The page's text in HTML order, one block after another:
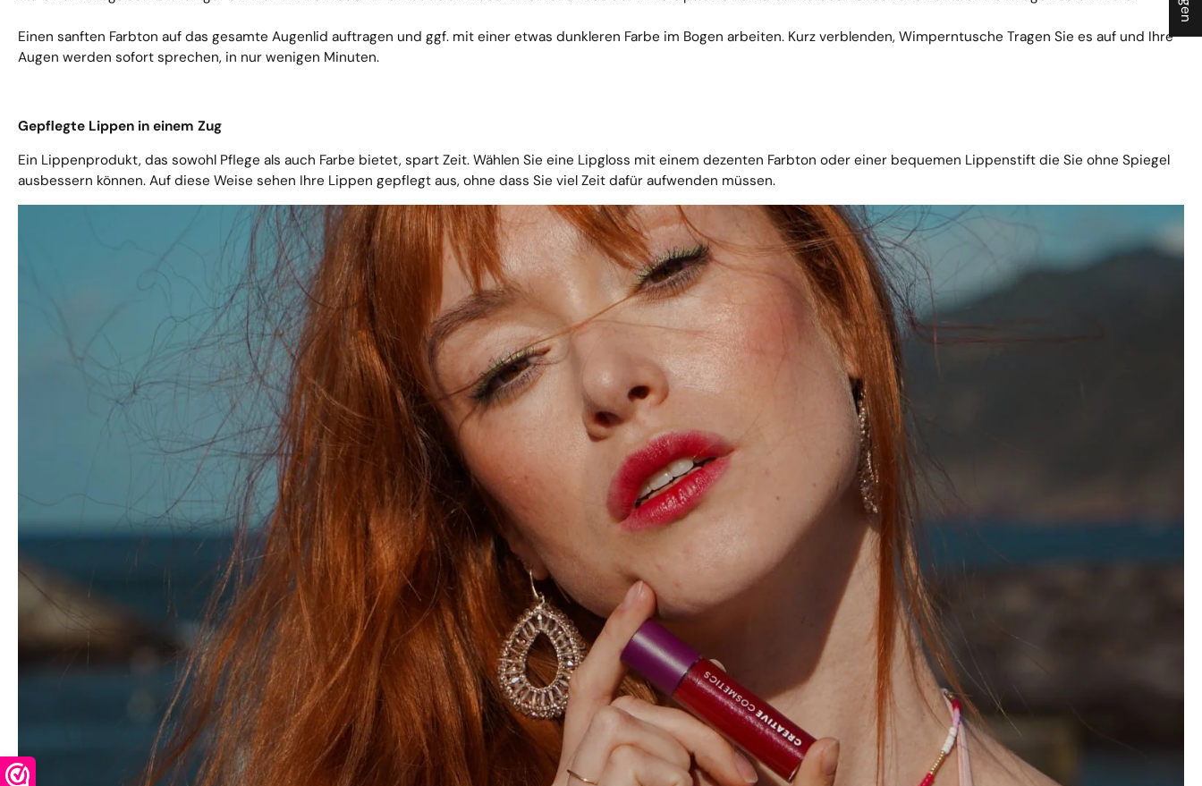
Einen sanften Farbton auf das gesamte Augenlid auftragen und ggf. mit einer etwas dunkleren Farbe im Bogen arbeiten. Kurz verblenden, Wimperntusche Tragen Sie es auf und Ihre
Augen werden sofort sprechen, in nur wenigen Minuten.
Gepflegte Lippen in einem Zug
Ein Lippenprodukt, das sowohl Pflege als auch Farbe bietet, spart Zeit. Wählen Sie eine Lipgloss mit einem dezenten Farbton oder einer bequemen Lippenstift die Sie ohne Spiegel
ausbessern können. Auf diese Weise sehen Ihre Lippen gepflegt aus, ohne dass Sie viel Zeit dafür aufwenden müssen.